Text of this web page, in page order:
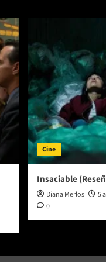
Cine
Insaciable
Diana Merlos
5
0